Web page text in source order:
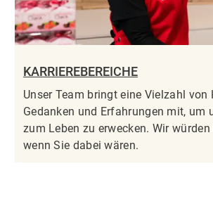
KARRIEREBEREICHE
Unser Team bringt eine Vielzahl von
Gedanken und Erfahrungen mit, um
zum Leben zu erwecken. Wir
wenn Sie dabei wären.